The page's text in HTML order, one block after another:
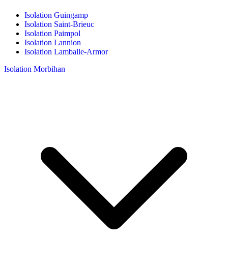
Isolation Guingamp
Isolation Saint-Brieuc
Isolation Paimpol
Isolation Lannion
Isolation Lamballe-Armor
Isolation Morbihan